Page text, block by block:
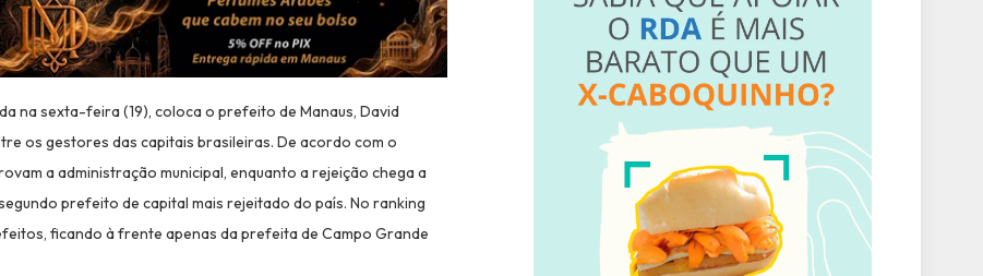
na sexta-feira (19), coloca o prefeito de Manaus, David
os gestores das capitais brasileiras. De acordo com o
a administração municipal, enquanto a rejeição chega a
prefeito de capital mais rejeitado do país. No ranking
ficando à frente apenas da prefeita de Campo Grande